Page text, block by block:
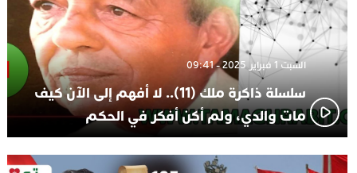
السبت 1 فبراير 2025 - 09:41
سلسلة ذاكرة ملك (11).. لا أفهم إلى الآن كيف
مات والدي، ولم أكن أفكر في الحكم